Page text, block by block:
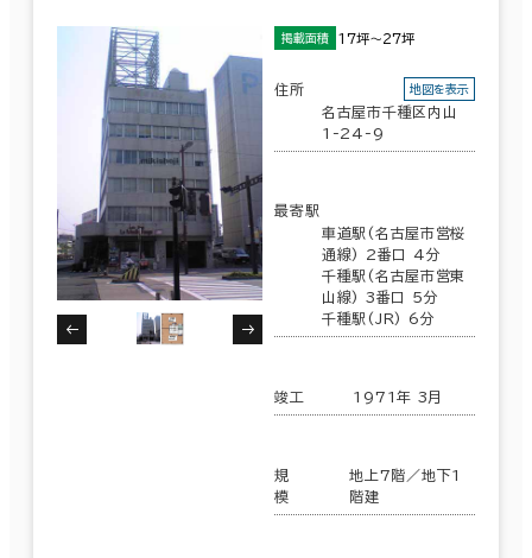
掲載面積 17坪～27坪
住所
名古屋市千種区内山
1-24-9
地図を表示
最寄駅
車道駅(名古屋市営桜
通線) 2番口 4分
千種駅(名古屋市営東
山線) 3番口 5分
千種駅(JR) 6分
竣工 1971年 3月
規
模
地上7階／地下1
階建